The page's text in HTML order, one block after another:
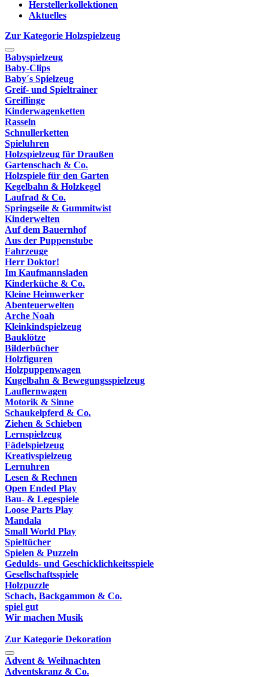
Herstellerkollektionen
Aktuelles
Zur Kategorie Holzspielzeug
Babyspielzeug
Baby-Clips
Baby´s Spielzeug
Greif- und Spieltrainer
Greiflinge
Kinderwagenketten
Rasseln
Schnullerketten
Spieluhren
Holzspielzeug für Draußen
Gartenschach & Co.
Holzspiele für den Garten
Kegelbahn & Holzkegel
Laufrad & Co.
Springseile & Gummitwist
Kinderwelten
Auf dem Bauernhof
Aus der Puppenstube
Fahrzeuge
Herr Doktor!
Im Kaufmannsladen
Kinderküche & Co.
Kleine Heimwerker
Abenteuerwelten
Arche Noah
Kleinkindspielzeug
Bauklötze
Bilderbücher
Holzfiguren
Holzpuppenwagen
Kugelbahn & Bewegungsspielzeug
Lauflernwagen
Motorik & Sinne
Schaukelpferd & Co.
Ziehen & Schieben
Lernspielzeug
Fädelspielzeug
Kreativspielzeug
Lernuhren
Lesen & Rechnen
Open Ended Play
Bau- & Legespiele
Loose Parts Play
Mandala
Small World Play
Spieltücher
Spielen & Puzzeln
Gedulds- und Geschicklichkeitsspiele
Gesellschaftsspiele
Holzpuzzle
Schach, Backgammon & Co.
spiel gut
Wir machen Musik
Zur Kategorie Dekoration
Advent & Weihnachten
Adventskranz & Co.